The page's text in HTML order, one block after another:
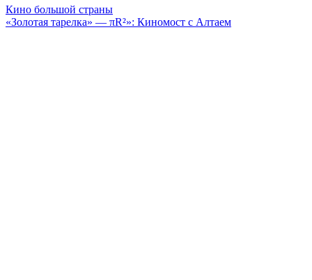
Кино большой страны
«Золотая тарелка» — πR²»: Киномост с Алтаем